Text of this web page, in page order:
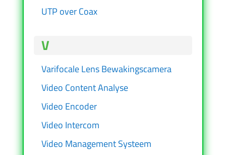
UTP over Coax
V
Varifocale Lens Bewakingscamera
Video Content Analyse
Video Encoder
Video Intercom
Video Management Systeem